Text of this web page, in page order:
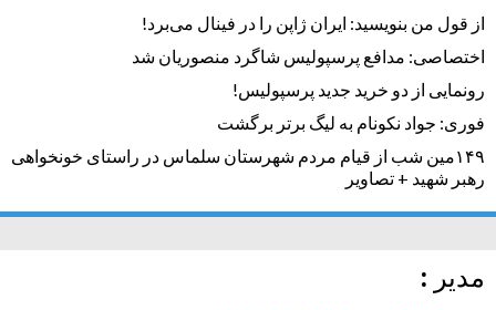
از قول من بنویسید: ایران ژاپن را در فینال می‌برد!
اختصاصی: مدافع پرسپولیس شاگرد منصوریان شد
رونمایی از دو خرید جدید پرسپولیس!
فوری: جواد نکونام به لیگ برتر برگشت
۱۴۹مین شب از قیام مردم شهرستان سلماس در راستای خونخواهی
رهبر شهید + تصاویر
مدیر :